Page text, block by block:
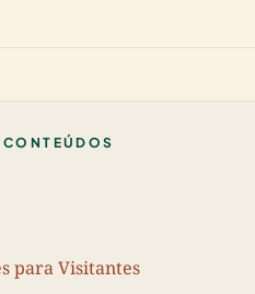
para Visitantes